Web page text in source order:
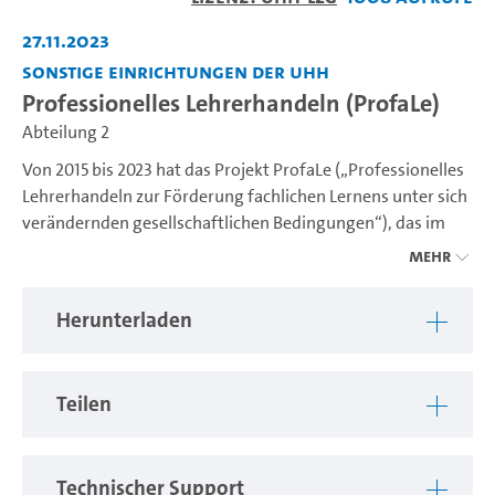
27.11.2023
Sonstige Einrichtungen der UHH
Professionelles Lehrerhandeln (ProfaLe)
Abteilung 2
Von 2015 bis 2023 hat das Projekt ProfaLe („Professionelles
Lehrerhandeln zur Förderung fachlichen Lernens unter sich
verändernden gesellschaftlichen Bedingungen“), das im
Rahmen der Qualitätsoffensive Lehrerbildung finanziert
Beitrag sind die Projektergebnisse zusammengestellt: In
Phasenübergreifende Kooperation) wurden wesentliche
Mehr
Herunterladen
Teilen
Technischer Support